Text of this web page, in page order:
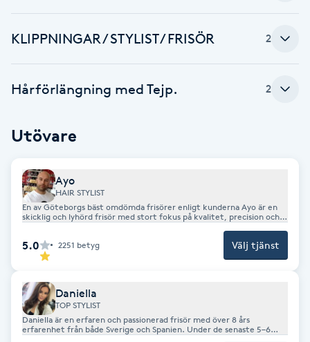
Diamantslipning
E
Extensions borttagning
Face framing
Faceliftmassage
KLIPPNINGAR / STYLIST / FRISÖR 2
Hårförlängning med Tejp. 2
Utövare
Ayo
HAIR STYLIST
En av Göteborgs bäst omdömda frisörer enligt kunderna Ayo är en
skicklig och lyhörd frisör med stort fokus på kvalitet, precision och
frisyrer som är anpassade efter varje kunds önskemål och
personlighet.
5.0 2251 betyg Välj tjänst
Daniella
TOP STYLIST
Daniella är en erfaren och passionerad frisör med över 8 års
erfarenhet från både Sverige och Spanien. Under de senaste 5–6